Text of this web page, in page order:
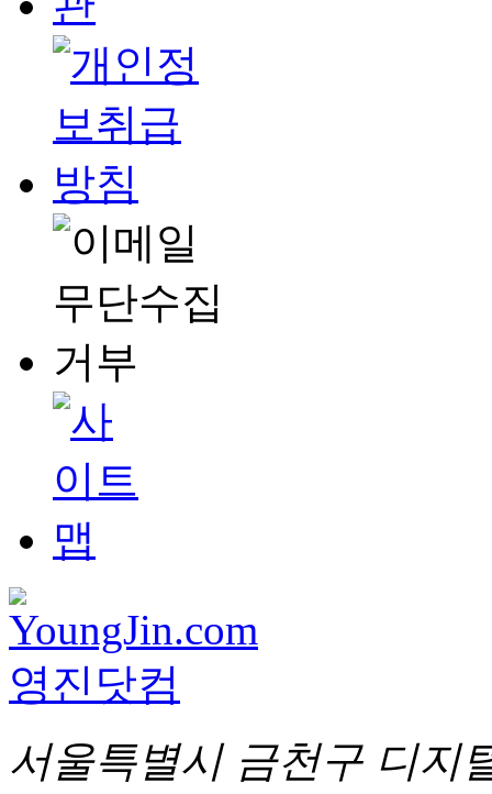
서울특별시 금천구 디지